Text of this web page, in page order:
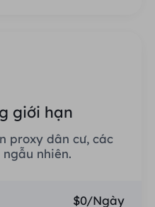
giới hạn
proxy dân cư, các
nhiên.
$0/Ngày